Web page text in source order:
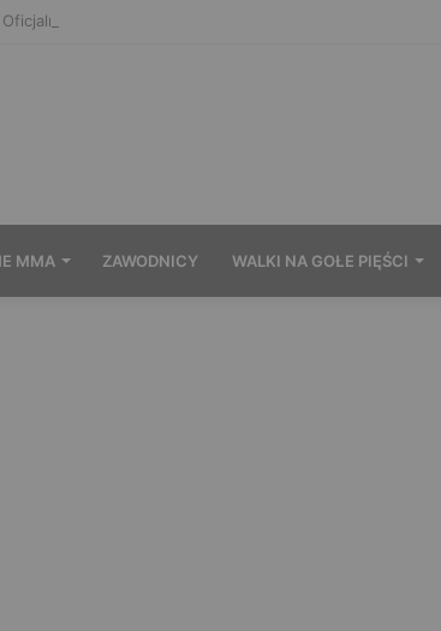
Oficjalne ważenie i ostatnie face to face [VIDEO]
MMA ZAWODNICY WALKI NA GOŁE PIĘŚCI